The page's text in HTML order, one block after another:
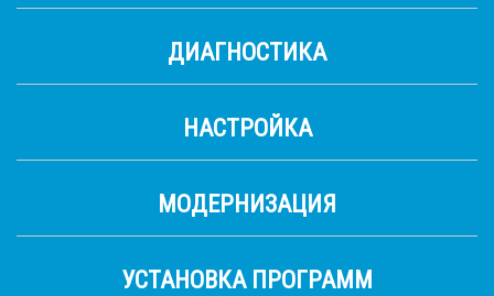
ДИАГНОСТИКА
НАСТРОЙКА
МОДЕРНИЗАЦИЯ
УСТАНОВКА ПРОГРАММ